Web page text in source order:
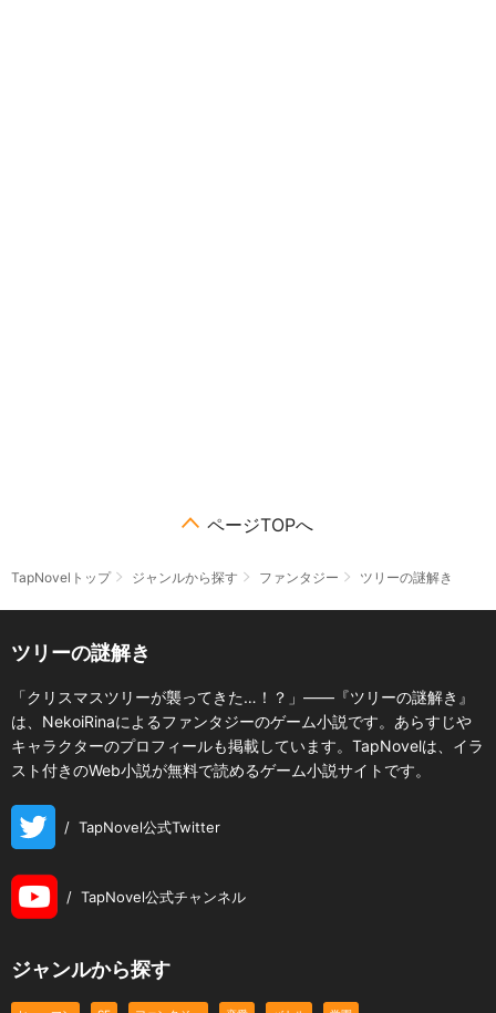
ページTOPへ
TapNovelトップ ジャンルから探す ファンタジー ツリーの謎解き
ツリーの謎解き
「クリスマスツリーが襲ってきた…！？」――『ツリーの謎解き』
は、NekoiRinaによるファンタジーのゲーム小説です。あらすじや
キャラクターのプロフィールも掲載しています。TapNovelは、イラ
スト付きのWeb小説が無料で読めるゲーム小説サイトです。
/ TapNovel公式Twitter
/ TapNovel公式チャンネル
ジャンルから探す